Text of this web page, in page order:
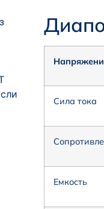
Сила тока
Емкость